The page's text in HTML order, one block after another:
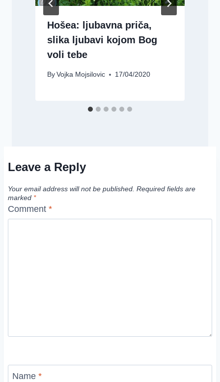
Hošea: ljubavna priča,
slika ljubavi kojom Bog
voli tebe
ByVojka Mojsilovic 17/04/2020
Leave a Reply
Your email address will not be published. Required fields are
marked *
Comment *
Name *